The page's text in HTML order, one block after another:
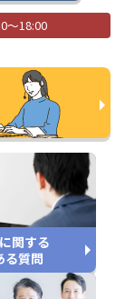
〜18:00
関する
る質問